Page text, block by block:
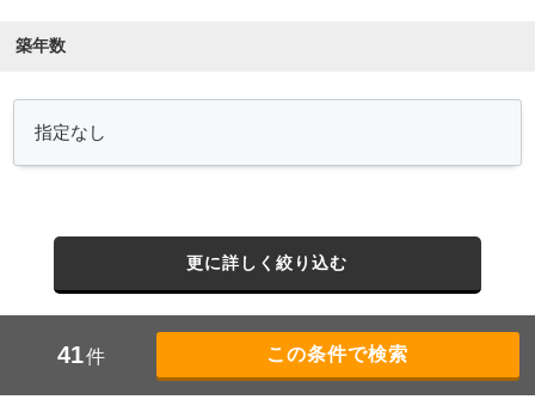
築年数
更に詳しく絞り込む
41件